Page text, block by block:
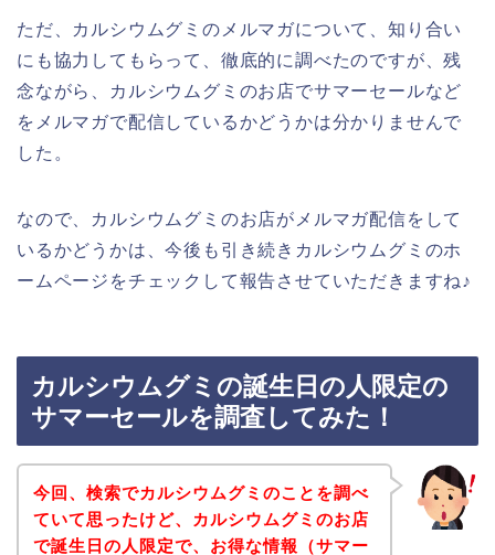
ただ、カルシウムグミのメルマガについて、知り合い
にも協力してもらって、徹底的に調べたのですが、残
念ながら、カルシウムグミのお店でサマーセールなど
をメルマガで配信しているかどうかは分かりませんで
した。
なので、カルシウムグミのお店がメルマガ配信をして
いるかどうかは、今後も引き続きカルシウムグミのホ
ームページをチェックして報告させていただきますね♪
カルシウムグミの誕生日の人限定の
サマーセールを調査してみた！
今回、検索でカルシウムグミのことを調べ
ていて思ったけど、カルシウムグミのお店
で誕生日の人限定で、お得な情報（サマー